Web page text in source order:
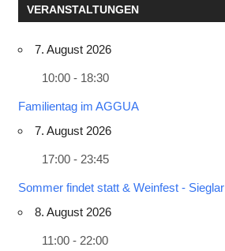
VERANSTALTUNGEN
7. August 2026
10:00 - 18:30
Familientag im AGGUA
7. August 2026
17:00 - 23:45
Sommer findet statt & Weinfest - Sieglar
8. August 2026
11:00 - 22:00